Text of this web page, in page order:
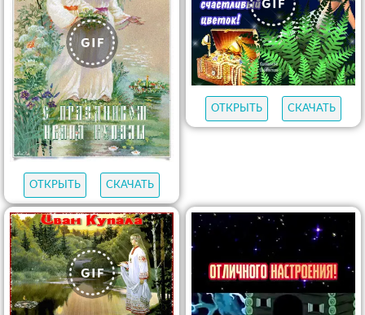
ОТКРЫТЬ СКАЧАТЬ
ОТКРЫТЬ СКАЧАТЬ